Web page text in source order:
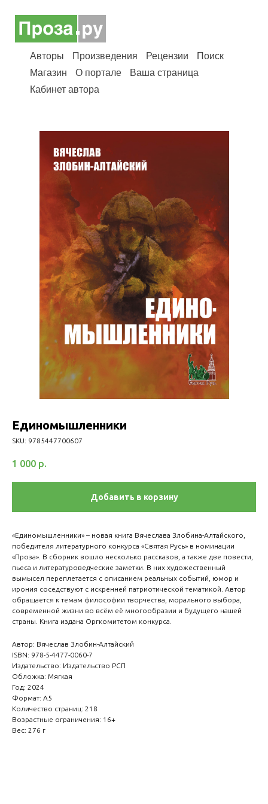
Авторы Произведения Рецензии
Поиск
Магазин
О портале
Ваша страница
Кабинет автора
Единомышленники
SKU: 9785447700607
1 000 р.
Добавить в корзину
«Единомышленники» – новая книга Вячеслава Злобина-Алтайского,
победителя литературного конкурса «Святая Русь» в номинации
«Проза». В сборник вошло несколько рассказов, а также две повести,
пьеса и литературоведческие заметки. В них художественный
вымысел переплетается с описанием реальных событий, юмор и
ирония соседствуют с искренней патриотической тематикой. Автор
обращается к темам философии творчества, морального выбора,
современной жизни во всём её многообразии и будущего нашей
страны. Книга издана Оргкомитетом конкурса.
Автор: Вячеслав Злобин-Алтайский
ISBN: 978-5-4477-0060-7
Издательство: Издательство РСП
Обложка: Мягкая
Год: 2024
Формат: А5
Количество страниц: 218
Возрастные ограничения: 16+
Вес: 276 г